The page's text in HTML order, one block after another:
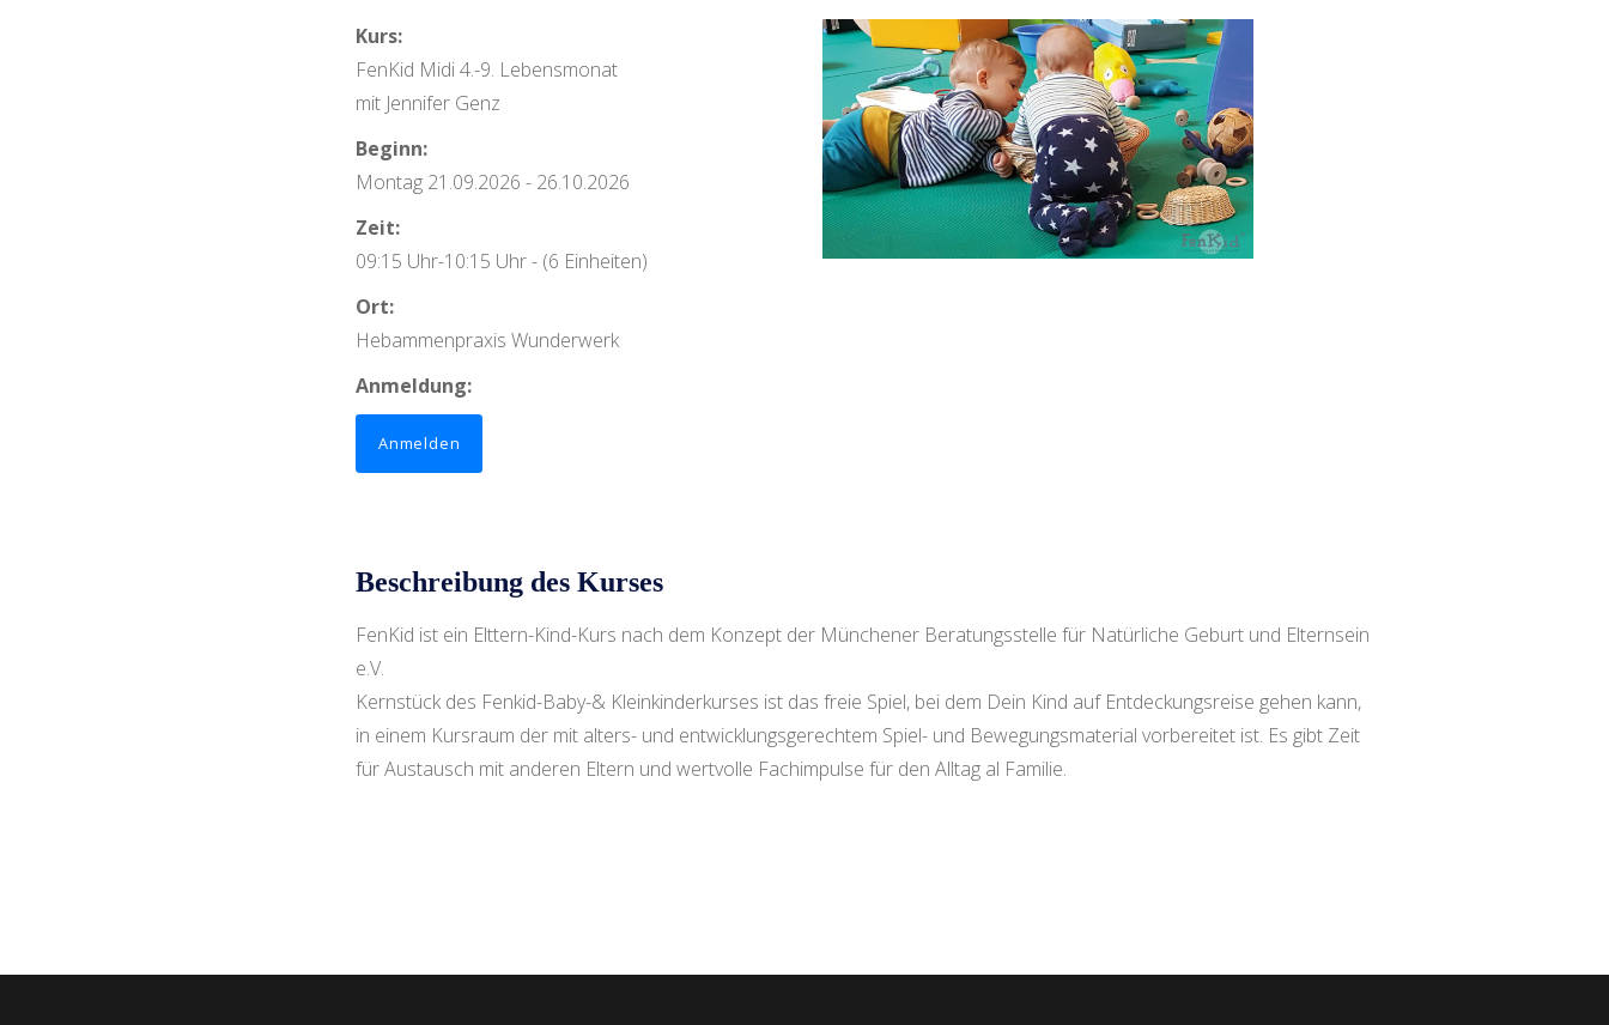
Kurs:
FenKid Midi 4.-9. Lebensmonat
mit Jennifer Genz
Beginn:
Montag 21.09.2026 - 26.10.2026
Zeit:
09:15 Uhr-10:15 Uhr - (6 Einheiten)
Ort:
Hebammenpraxis Wunderwerk
Anmeldung:
Anmelden
Beschreibung des Kurses
FenKid ist ein Elttern-Kind-Kurs nach dem Konzept der Münchener Beratungsstelle für Natürliche Geburt und Elternsein
e.V.
Kernstück des Fenkid-Baby-& Kleinkinderkurses ist das freie Spiel, bei dem Dein Kind auf Entdeckungsreise gehen kann,
in einem Kursraum der mit alters- und entwicklungsgerechtem Spiel- und Bewegungsmaterial vorbereitet ist. Es gibt Zeit
für Austausch mit anderen Eltern und wertvolle Fachimpulse für den Alltag al Familie.